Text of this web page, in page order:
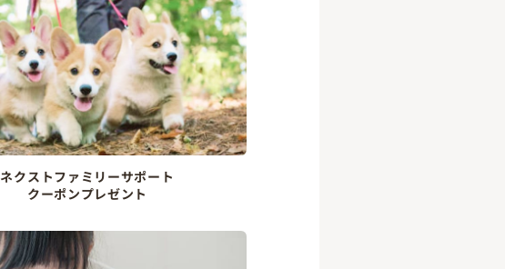
ネクストファミリーサポート
クーポンプレゼント